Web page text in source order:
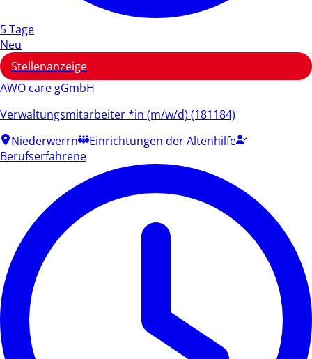
5 Tage
Neu
Stellenanzeige
AWO care gGmbH
Verwaltungsmitarbeiter *in (m/w/d) (181184)
Niederwerrn
Einrichtungen der Altenhilfe
Berufserfahrene